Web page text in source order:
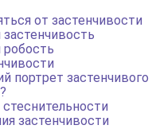
от застенчивости
робость
портрет
застенчивости